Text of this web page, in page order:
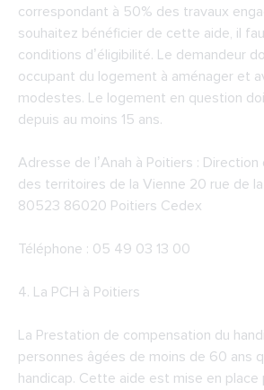
correspondant à 50% des travaux
souhaitez bénéficier de cette aide, il
conditions d’éligibilité. Le demandeur
occupant du logement à aménager et
modestes. Le logement en question
depuis au moins 15 ans.
Adresse de l’Anah à Poitiers :
des territoires de la Vienne 20 rue de
80523 86020 Poitiers Cedex
Téléphone : 05 49 03 13 00
4. La PCH à Poitiers
La Prestation de compensation du
personnes âgées de moins de 60 ans
handicap. Cette aide est mise en place